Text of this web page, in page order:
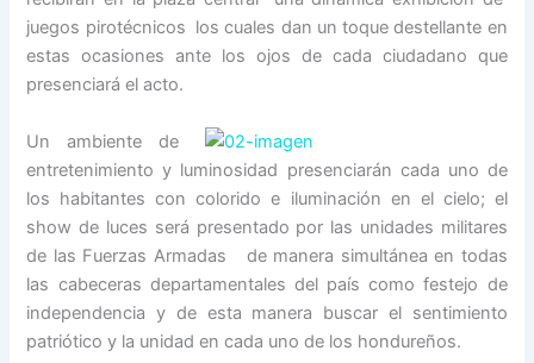
juegos pirotécnicos los cuales dan un toque destellante en
estas ocasiones ante los ojos de cada ciudadano que
presenciará el acto.
Un ambiente de
entretenimiento y luminosidad presenciarán cada uno de
los habitantes con colorido e iluminación en el cielo; el
show de luces será presentado por las unidades militares
de las Fuerzas Armadas de manera simultánea en todas
las cabeceras departamentales del país como festejo de
independencia y de esta manera buscar el sentimiento
patriótico y la unidad en cada uno de los hondureños.